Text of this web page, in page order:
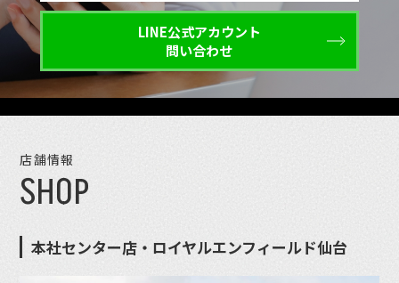
LINE公式アカウント
問い合わせ
店舗情報
SHOP
本社センター店・ロイヤルエンフィールド仙台